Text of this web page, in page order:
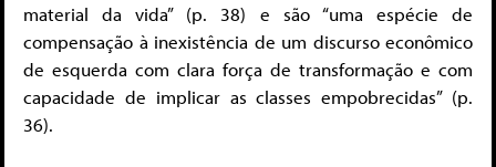
material da vida” (p. 38) e são “uma espécie de
compensação à inexistência de um discurso econômico
de esquerda com clara força de transformação e com
capacidade de implicar as classes empobrecidas” (p.
36).